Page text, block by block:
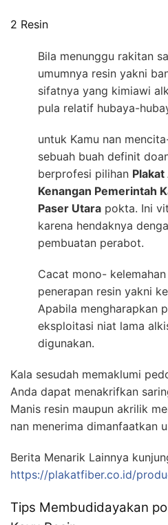
2 Resin
Bila menunggu rakitan
umumnya resin yakni
sifatnya yang kimiawi
pula relatif hubaya-
untuk Kamu nan
sebuah buah definit
berprofesi pilihan
Kenangan Pemerintah
Paser Utara pokta. Ini
karena hendaknya
pembuatan perabot.
Cacat mono-
penerapan resin yakni
Apabila mengharapkan
eksploitasi niat lama
digunakan.
Kala sesudah memaklumi
Anda dapat menakrifkan
Manis resin maupun akrilik
nan menerima dimanfaatkan
Berita Menarik Lainnya
https://plakatfiber.co.id/
Tips Membudidayakan